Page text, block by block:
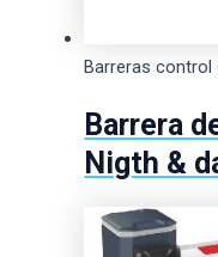
Barreras control
Barrera
Nigth &